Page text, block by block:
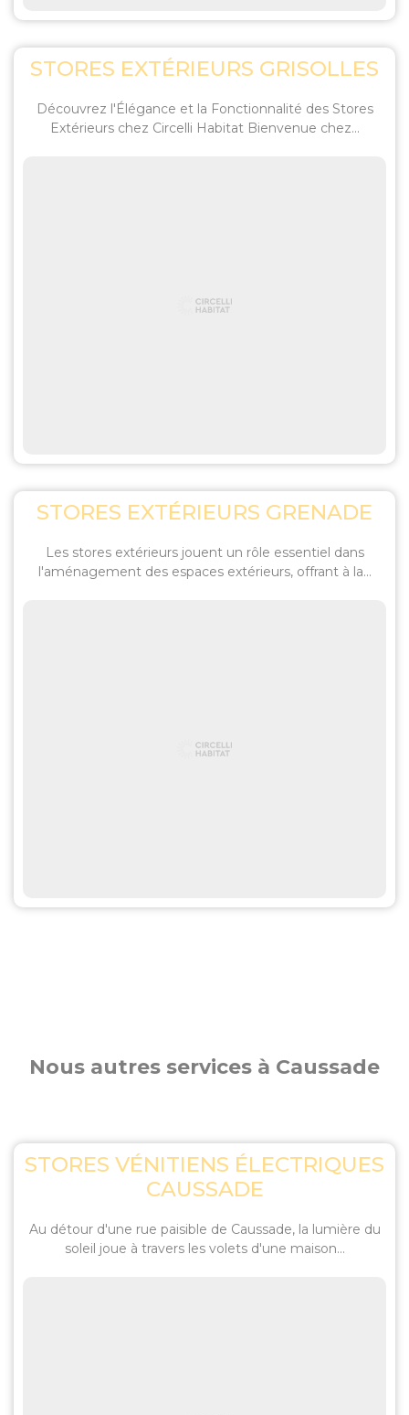
STORES EXTÉRIEURS GRISOLLES
Découvrez l'Élégance et la Fonctionnalité des Stores
Extérieurs chez Circelli Habitat Bienvenue chez...
STORES EXTÉRIEURS GRENADE
Les stores extérieurs jouent un rôle essentiel dans
l'aménagement des espaces extérieurs, offrant à la...
Nous autres services à Caussade
STORES VÉNITIENS ÉLECTRIQUES
CAUSSADE
Au détour d'une rue paisible de Caussade, la lumière du
soleil joue à travers les volets d'une maison...